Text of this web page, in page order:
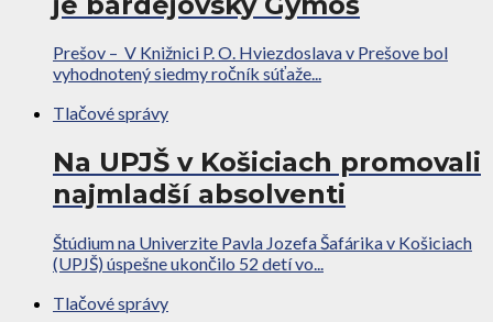
Prešov – V Knižnici P. O. Hviezdoslava v Prešove bol
vyhodnotený siedmy ročník súťaže...
Tlačové správy
Na UPJŠ v Košiciach promovali
najmladší absolventi
Štúdium na Univerzite Pavla Jozefa Šafárika v Košiciach
(UPJŠ) úspešne ukončilo 52 detí vo...
Tlačové správy